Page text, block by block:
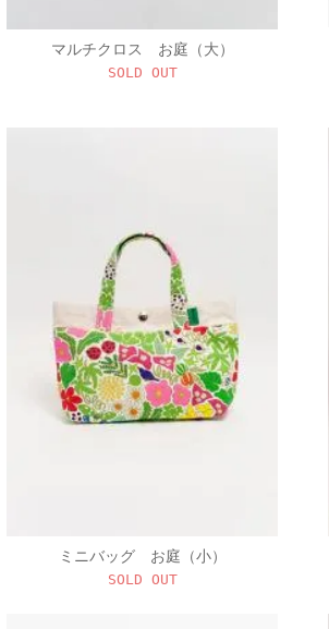
マルチクロス お庭（大）
SOLD OUT
ミニバッグ お庭（小）
SOLD OUT